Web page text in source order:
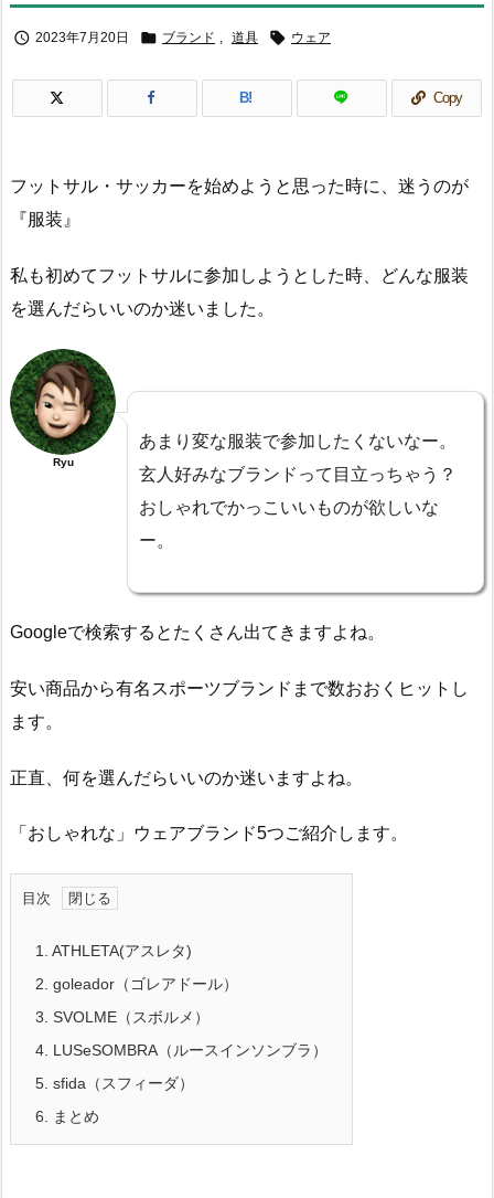
 2023年7月20日  ブランド , 道具  ウェア
B! Copy
フットサル・サッカーを始めようと思った時に、迷うのが
『服装』
私も初めてフットサルに参加しようとした時、どんな服装
を選んだらいいのか迷いました。
Ryu
あまり変な服装で参加したくないなー。
玄人好みなブランドって目立っちゃう？
おしゃれでかっこいいものが欲しいな
ー。
Googleで検索するとたくさん出てきますよね。
安い商品から有名スポーツブランドまで数おおくヒットし
ます。
正直、何を選んだらいいのか迷いますよね。
「おしゃれな」ウェアブランド5つご紹介します。
目次
1.
ATHLETA(アスレタ)
2. goleador（ゴレアドール）
3. SVOLME（スボルメ）
4. LUSeSOMBRA（ルースインソンブラ）
5. sfida（スフィーダ）
6.
まとめ